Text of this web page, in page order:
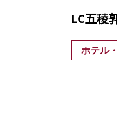
LC五稜
ホテル